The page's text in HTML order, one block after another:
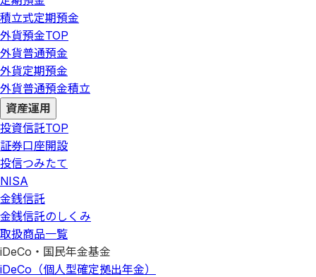
積立式定期預金
外貨預金TOP
外貨普通預金
外貨定期預金
外貨普通預金積立
資産運用
投資信託TOP
証券口座開設
投信つみたて
NISA
金銭信託
金銭信託のしくみ
取扱商品一覧
iDeCo・国民年金基金
iDeCo（個人型確定拠出年金）